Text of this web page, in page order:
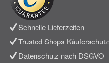
Schnelle Lieferzeiten
Trusted Shops Käuferschutz
Datenschutz nach DSGVO